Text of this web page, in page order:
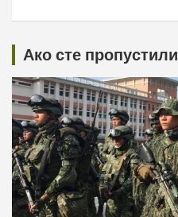
Ако сте пропустили